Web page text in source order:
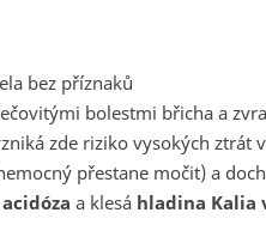
bez příznaků
bolestmi břicha a
zde riziko vysokých ztrát
přestane močit) a
acidóza a klesá hladina Kalia